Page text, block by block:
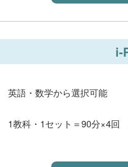
i-
英語・数学から選択可能
1教科・1セット＝90分×4回